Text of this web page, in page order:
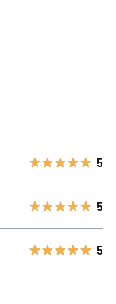
5
5
5